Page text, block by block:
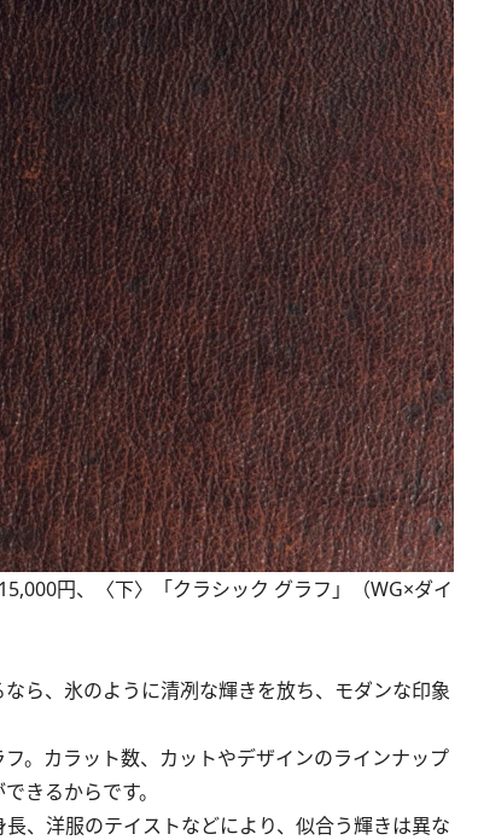
円、〈下〉「クラシック グラフ」（WG×ダイ
ら、氷のように清冽な輝きを放ち、モダンな印象
。カラット数、カットやデザインのラインナップ
きるからです。
、洋服のテイストなどにより、似合う輝きは異な